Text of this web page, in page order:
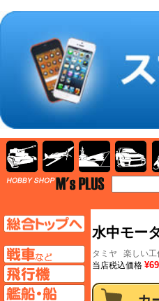
水中モー
タミヤ 楽しい工
当店税込価格
AFV
飛行機ページへ
艦船ページへ
AFV 飛行機 艦船